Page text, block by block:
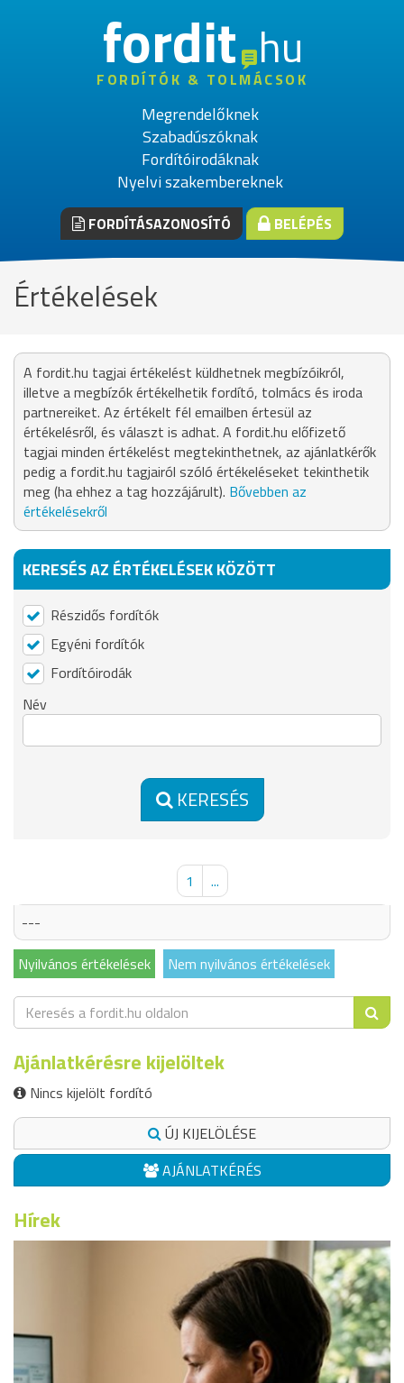
fordithu
FORDÍTÓK & TOLMÁCSOK
Megrendelőknek
Szabadúszóknak
Fordítóirodáknak
Nyelvi szakembereknek
FORDÍTÁSAZONOSÍTÓ BELÉPÉS
Értékelések
A fordit.hu tagjai értékelést küldhetnek megbízóikról,
illetve a megbízók értékelhetik fordító, tolmács és iroda
partnereiket. Az értékelt fél emailben értesül az
értékelésről, és választ is adhat. A fordit.hu előfizető
tagjai minden értékelést megtekinthetnek, az ajánlatkérők
pedig a fordit.hu tagjairól szóló értékeléseket tekinthetik
meg (ha ehhez a tag hozzájárult). Bővebben az
értékelésekről
KERESÉS AZ ÉRTÉKELÉSEK KÖZÖTT
Részidős fordítók
Egyéni fordítók
Fordítóirodák
Név
KERESÉS
1
...
---
Nyilvános értékelések
Nem nyilvános értékelések
Ajánlatkérésre kijelöltek
Nincs kijelölt fordító
ÚJ KIJELÖLÉSE
AJÁNLATKÉRÉS
Hírek